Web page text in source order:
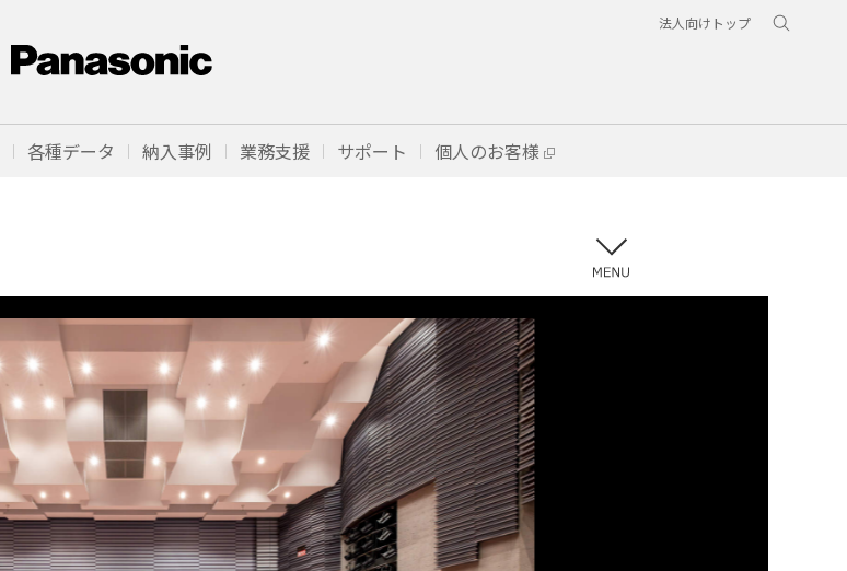
法人向けトップ
各種データ 納入事例 業務支援 サポート 個人のお客様